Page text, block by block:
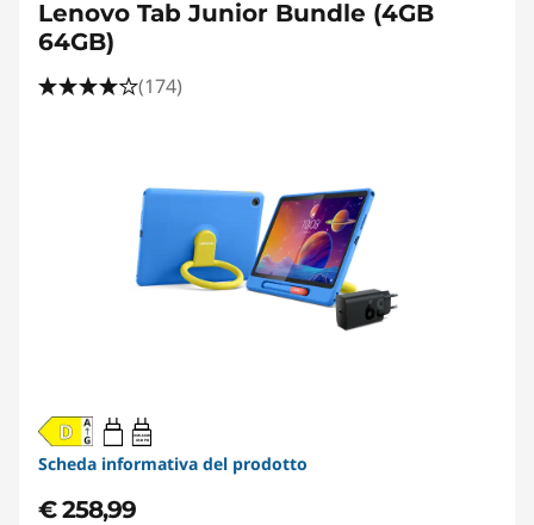
Lenovo Tab Junior Bundle (4GB
64GB)
(174)
20W-60W
USB PD
Scheda informativa del prodotto
€ 258,99